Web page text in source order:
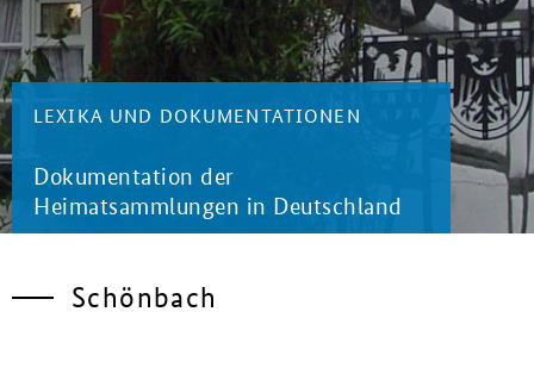
LEXIKA UND DOKUMENTATIONEN
Dokumentation der
Heimatsammlungen in Deutschland
Schönbach